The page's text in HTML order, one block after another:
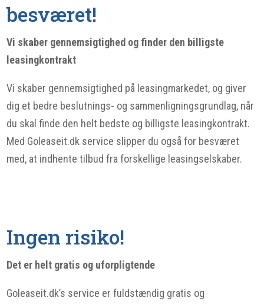
besværet!
Vi skaber gennemsigtighed og finder den billigste
leasingkontrakt
Vi skaber gennemsigtighed på leasingmarkedet, og giver
dig et bedre beslutnings- og sammenligningsgrundlag, når
du skal finde den helt bedste og billigste leasingkontrakt.
Med Goleaseit.dk service slipper du også for besværet
med, at indhente tilbud fra forskellige leasingselskaber.
Ingen risiko!
Det er helt gratis og uforpligtende
Goleaseit.dk’s service er fuldstændig gratis og